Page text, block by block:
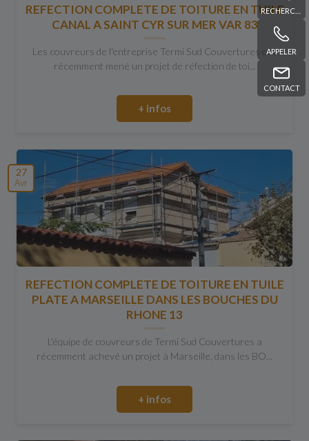
APPELER
CONTACT
REFECTION COMPLETE DE TOITURE EN TUILE
CANAL A SAINT CYR SUR MER VAR 83
Les couvreurs de l'entreprise Termi Sud Couvertures ont
récemment mené un projet de réfection de toi...
+ infos
27
Avr
REFECTION COMPLETE DE TOITURE EN TUILE
PLATE A MARSEILLE DANS LES BOUCHES DU
RHONE 13
L'équipe de couvreurs de Termi Sud Couvertures a
récemment achevé un projet à Marseille, dans les BO...
+ infos